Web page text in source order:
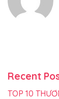
Recent
TOP 10